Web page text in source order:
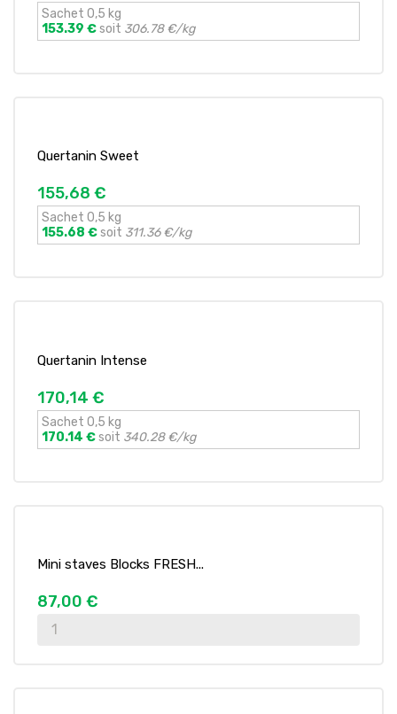
Sachet 0,5 kg
153.39 €soit 306.78 €/kg
Quertanin Sweet
155,68 €
Sachet 0,5 kg
155.68 €soit 311.36 €/kg
Quertanin Intense
170,14 €
Sachet 0,5 kg
170.14 €soit 340.28 €/kg
Mini staves Blocks FRESH...
87,00 €